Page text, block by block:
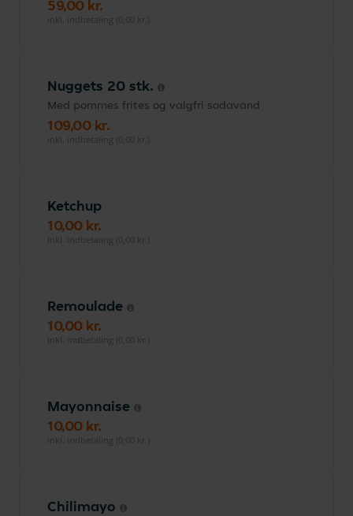
59,00 kr.
inkl. indbetaling (0,00 kr.)
Nuggets 20 stk.
Med pommes frites og valgfri sodavand
109,00 kr.
inkl. indbetaling (0,00 kr.)
Ketchup
10,00 kr.
inkl. indbetaling (0,00 kr.)
Remoulade
10,00 kr.
inkl. indbetaling (0,00 kr.)
Mayonnaise
10,00 kr.
inkl. indbetaling (0,00 kr.)
Chilimayo